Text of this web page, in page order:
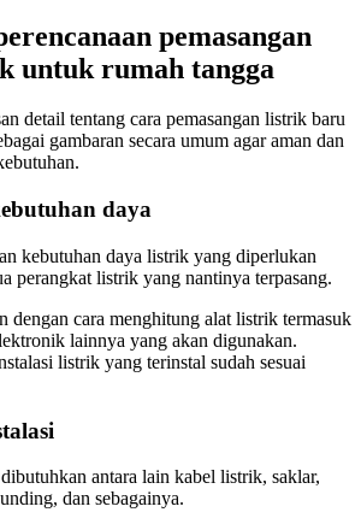
pemasangan
untuk rumah tangga
detail tentang cara pemasangan listrik baru
gambaran secara umum agar aman dan
daya
kebutuhan daya listrik yang diperlukan
perangkat listrik yang nantinya terpasang.
dengan cara menghitung alat listrik termasuk
lainnya yang akan digunakan.
listrik yang terinstal sudah sesuai
antara lain kabel listrik, saklar,
dan sebagainya.